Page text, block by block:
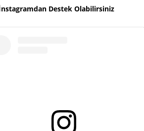
Destek Olabilirsiniz